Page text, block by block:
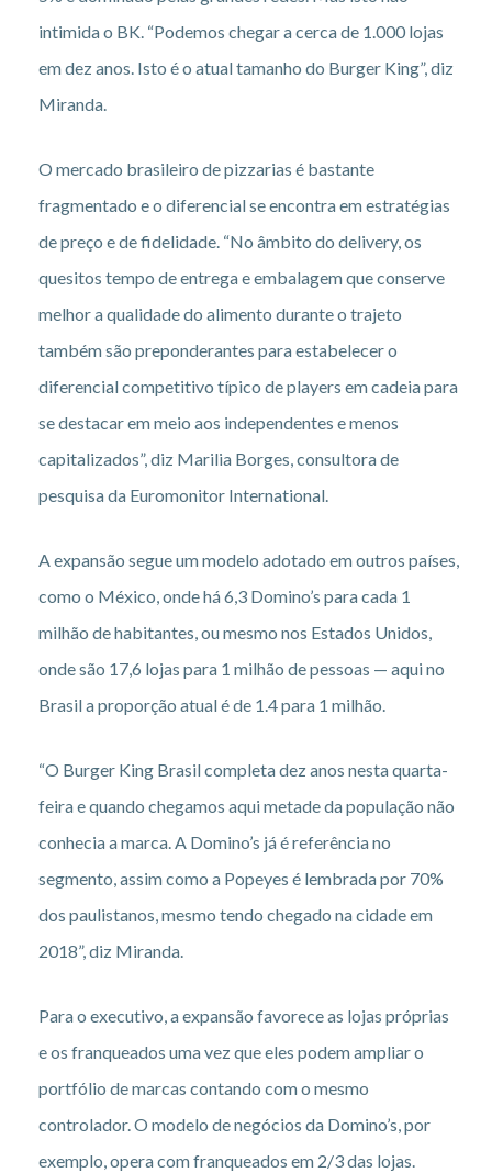
intimida o BK. “Podemos chegar a cerca de 1.000 lojas
em dez anos. Isto é o atual tamanho do Burger King”, diz
Miranda.
O mercado brasileiro de pizzarias é bastante
fragmentado e o diferencial se encontra em estratégias
de preço e de fidelidade. “No âmbito do delivery, os
quesitos tempo de entrega e embalagem que conserve
melhor a qualidade do alimento durante o trajeto
também são preponderantes para estabelecer o
diferencial competitivo típico de players em cadeia para
se destacar em meio aos independentes e menos
capitalizados”, diz Marilia Borges, consultora de
pesquisa da Euromonitor International.
A expansão segue um modelo adotado em outros países,
como o México, onde há 6,3 Domino’s para cada 1
milhão de habitantes, ou mesmo nos Estados Unidos,
onde são 17,6 lojas para 1 milhão de pessoas — aqui no
Brasil a proporção atual é de 1.4 para 1 milhão.
“O Burger King Brasil completa dez anos nesta quarta-
feira e quando chegamos aqui metade da população não
conhecia a marca. A Domino’s já é referência no
segmento, assim como a Popeyes é lembrada por 70%
dos paulistanos, mesmo tendo chegado na cidade em
2018”, diz Miranda.
Para o executivo, a expansão favorece as lojas próprias
e os franqueados uma vez que eles podem ampliar o
portfólio de marcas contando com o mesmo
controlador. O modelo de negócios da Domino’s, por
exemplo, opera com franqueados em 2/3 das lojas.